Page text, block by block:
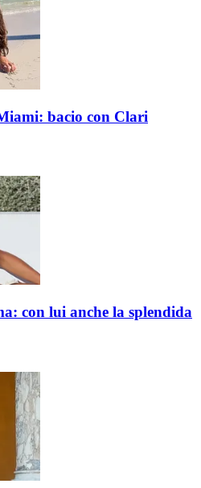
bacio con Clari
con lui anche la splendida